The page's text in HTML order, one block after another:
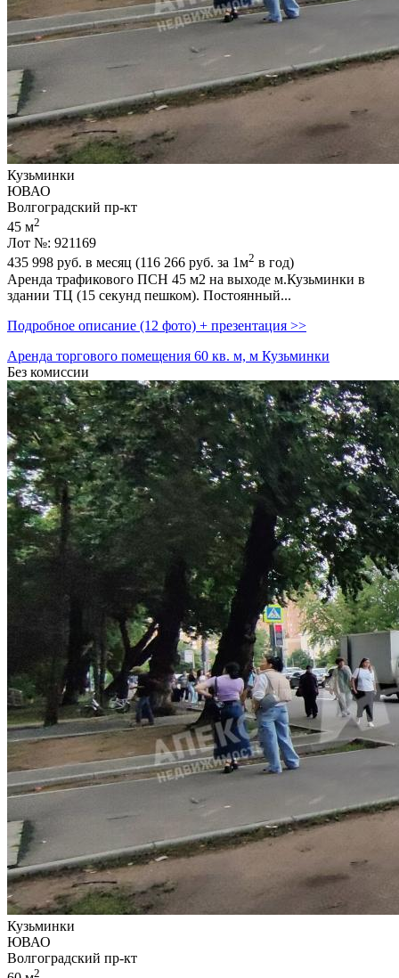
Кузьминки
ЮВАО
Волгоградский пр-кт
45 м2
Лот №: 921169
435 998 руб. в месяц (116 266 руб. за 1м2 в год)
Аренда трафикового ПСН 45 м2 на выходе м.Кузьминки в
здании ТЦ (15 секунд пешком). Постоянный...
Подробное описание (12 фото) + презентация >>
Аренда торгового помещения 60 кв. м, м Кузьминки
Без комиссии
Кузьминки
ЮВАО
Волгоградский пр-кт
2